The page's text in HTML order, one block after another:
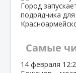
Город
подрядчика
Самые
14 февраля